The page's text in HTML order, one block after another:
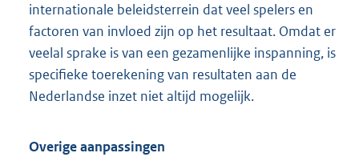
internationale beleidsterrein dat veel spelers en
factoren van invloed zijn op het resultaat. Omdat er
veelal sprake is van een gezamenlijke inspanning, is
specifieke toerekening van resultaten aan de
Nederlandse inzet niet altijd mogelijk.
Overige aanpassingen